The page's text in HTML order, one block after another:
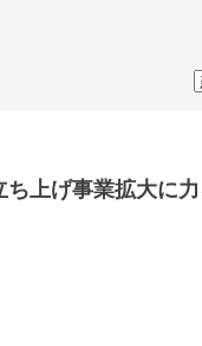
上げ事業拡大に